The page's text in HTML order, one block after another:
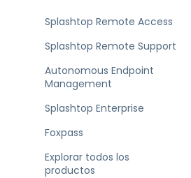
Splashtop Remote Access
Splashtop Remote Support
Autonomous Endpoint
Management
Splashtop Enterprise
Foxpass
Explorar todos los
productos